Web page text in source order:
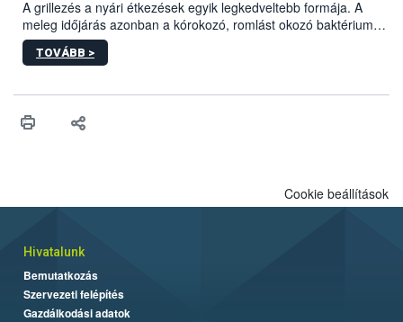
A grillezés a nyári étkezések egyik legkedveltebb formája. A
meleg időjárás azonban a kórokozó, romlást okozó baktériumok
gyorsabb szaporodásának is kedvez. A szabadtéri sütögetés
ezért nem csupán a megfelelő sütési technikáról szól: legalább
higiéniai szabályok betartása, a megfelelő hőkezelés, valamint a
biztonsági Hivatal (Nébih) Oktatási Programja összegyűjtötte a
TOVÁBB >
Cookie beállítások
Hivatalunk
Bemutatkozás
Szervezeti felépítés
Gazdálkodási adatok